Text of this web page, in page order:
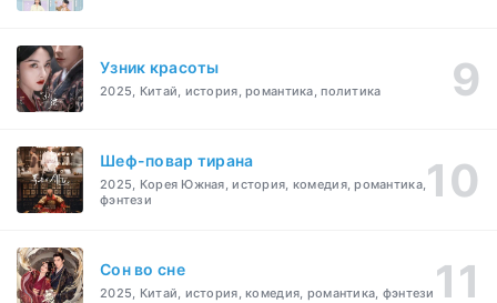
Узник красоты
2025, Китай, история, романтика, политика
Шеф-повар тирана
2025, Корея Южная, история, комедия, романтика,
фэнтези
Cон во сне
2025, Китай, история, комедия, романтика, фэнтези